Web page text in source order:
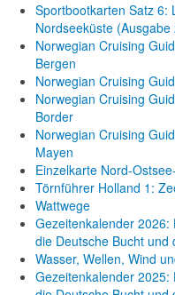
Sportbootkarten Satz 6:
Nordseeküste
Norwegian Cruising
Bergen
Norwegian Cruising
Norwegian Cruising
Border
Norwegian Cruising
Mayen
Einzelkarte Nord-
Törnführer Holland 1:
Wattwege
Gezeitenkalender
die Deutsche Bucht und
Wasser, Wellen, Wind
Gezeitenkalender